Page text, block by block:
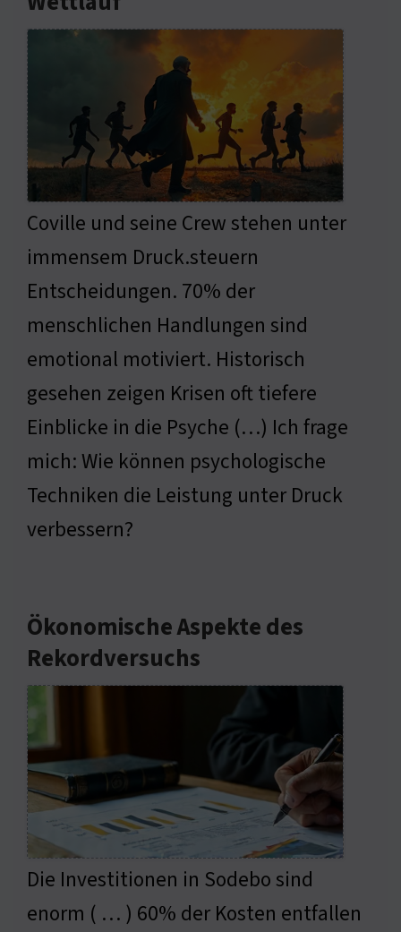
Coville und seine Crew stehen unter
immensem Druck.steuern
Entscheidungen. 70% der
menschlichen Handlungen sind
emotional motiviert. Historisch
gesehen zeigen Krisen oft tiefere
Einblicke in die Psyche (…) Ich frage
mich: Wie können psychologische
Techniken die Leistung unter Druck
verbessern?
Ökonomische Aspekte des
Rekordversuchs
Die Investitionen in Sodebo sind
enorm ( … ) 60% der Kosten entfallen